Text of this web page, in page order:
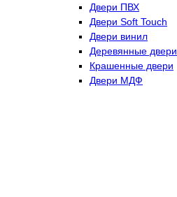
Двери ПВХ
Двери Soft Touch
Двери винил
Деревянные двери
Крашенные двери
Двери МДФ